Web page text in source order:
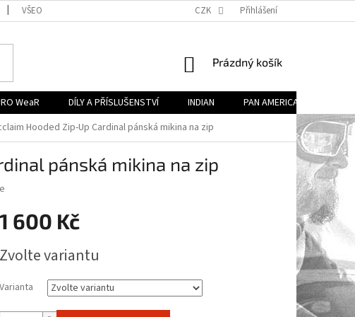
VŠEOBECNÉ OBCHODNÍ PODMÍNKY (VOP) PODMÍNKY OCHRANY OSOBNÍCH
CZK Přihlášení
NÁKUPNÍ
Prázdný košík
WeaR DÍLY A PŘÍSLUŠENSTVÍ INDIAN PAN AMERICA
Hooded Zip-Up Cardinal pánská mikina na zip
pánská mikina na zip
1 600 Kč
cena:
Zvolte variantu
Varianta